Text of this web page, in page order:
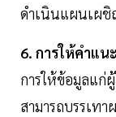
ดำเนินแผนเผ
6. การให้คำแ
การให้ข้อมูลแก่
สามารถบรรเท